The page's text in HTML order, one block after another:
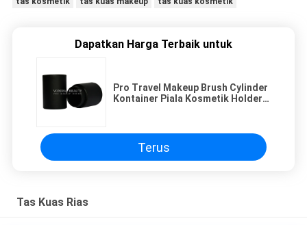
Dapatkan Harga Terbaik untuk
Pro Travel Makeup Brush Cylinder
Kontainer Piala Kosmetik Holder
Terus
Tas Kuas Rias